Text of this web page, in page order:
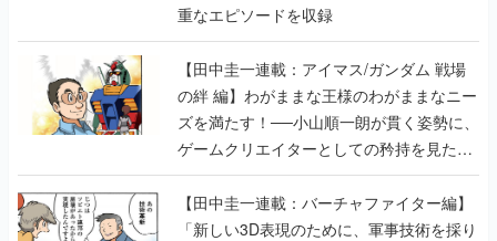
重なエピソードを収録
【田中圭一連載：アイマス/ガンダム 戦場
の絆 編】わがままな王様のわがままなニー
ズを満たす！──小山順一朗が貫く姿勢に、
ゲームクリエイターとしての矜持を見た
【若ゲのいたり最終回】
【田中圭一連載：バーチャファイター編】
「新しい3D表現のために、軍事技術を採り